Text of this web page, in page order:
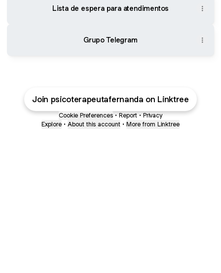
Lista de espera para atendimentos
Grupo Telegram
Join psicoterapeutafernanda on Linktree
Cookie Preferences • Report • Privacy
Explore • About this account • More from Linktree